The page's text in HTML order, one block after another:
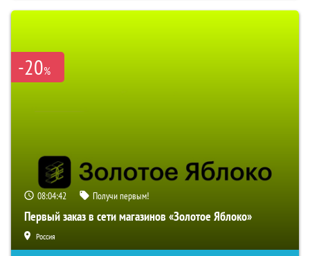
-20%
08:04:41 Получи первым!
Первый заказ в сети магазинов «Золотое Яблоко»
Россия